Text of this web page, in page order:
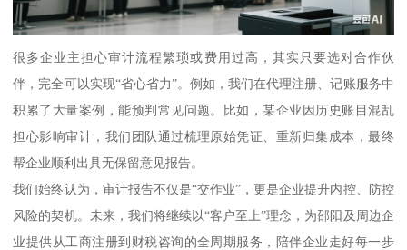
很多企业主担心审计流程繁琐或费用过高，其实只要选对合作伙
伴，完全可以实现“省心省力”。例如，我们在代理注册、记账服务中
积累了大量案例，能预判常见问题。比如，某企业因历史账目混乱
担心影响审计，我们团队通过梳理原始凭证、重新归集成本，最终
帮企业顺利出具无保留意见报告。
我们始终认为，审计报告不仅是“交作业”，更是企业提升内控、防控
风险的契机。未来，我们将继续以“客户至上”理念，为邵阳及周边企
业提供从工商注册到财税咨询的全周期服务，陪伴企业走好每一步